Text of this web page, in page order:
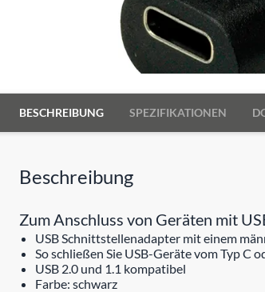
BESCHREIBUNG SPEZIFIKATIONEN
Beschreibung
Zum Anschluss von Geräten mit
USB Schnittstellenadapter mit einem
So schließen Sie USB-Geräte vom Typ C
USB 2.0 und 1.1 kompatibel
Farbe: schwarz